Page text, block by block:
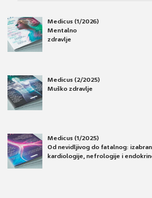
Medicus (1/2026)
Mentalno
zdravlje
Medicus (2/2025)
Muško zdravlje
Medicus (1/2025)
Od nevidljivog do fatalnog:
kardiologije, nefrologije i